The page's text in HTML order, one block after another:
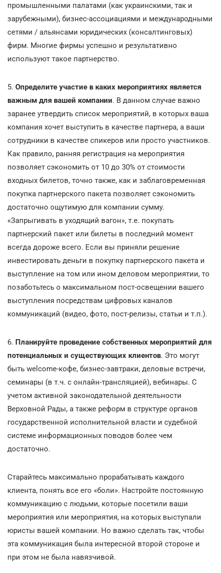
промышленными палатами (как украинскими, так и
зарубежными), бизнес-ассоциациями и международными
сетями / альянсами юридических (консалтинговых)
фирм. Многие фирмы успешно и результативно
используют такое партнерство.
5. Определите участие в каких мероприятиях является
важным для вашей компании. В данном случае важно
заранее утвердить список мероприятий, в которых ваша
компания хочет выступить в качестве партнера, а ваши
сотрудники в качестве спикеров или просто участников.
Как правило, ранняя регистрация на мероприятия
позволяет сэкономить от 10 до 30% от стоимости
входных билетов, точно также, как и заблаговременная
покупка партнерского пакета позволяет сэкономить
достаточно ощутимую для компании сумму.
«Запрыгивать в уходящий вагон», т.е. покупать
партнерский пакет или билеты в последний момент
всегда дороже всего. Если вы приняли решение
инвестировать деньги в покупку партнерского пакета и
выступление на том или ином деловом мероприятии, то
позаботьтесь о максимальном пост-освещении вашего
выступления посредствам цифровых каналов
коммуникаций (видео, фото, пост-релизы, статьи и т.п.).
6. Планируйте проведение собственных мероприятий для
потенциальных и существующих клиентов. Это могут
быть welcome-кофе, бизнес-завтраки, деловые встречи,
семинары (в т.ч. с онлайн-трансляцией), вебинары. С
учетом активной законодательной деятельности
Верховной Рады, а также реформ в структуре органов
государственной исполнительной власти и судебной
системе информационных поводов более чем
достаточно.
Старайтесь максимально прорабатывать каждого
клиента, понять все его «боли». Настройте постоянную
коммуникацию с людьми, которые посетили ваши
мероприятия или мероприятия, на которых выступали
юристы вашей компании. Но важно сделать так, чтобы
эта коммуникация была интересной второй стороне и
при этом не была навязчивой.